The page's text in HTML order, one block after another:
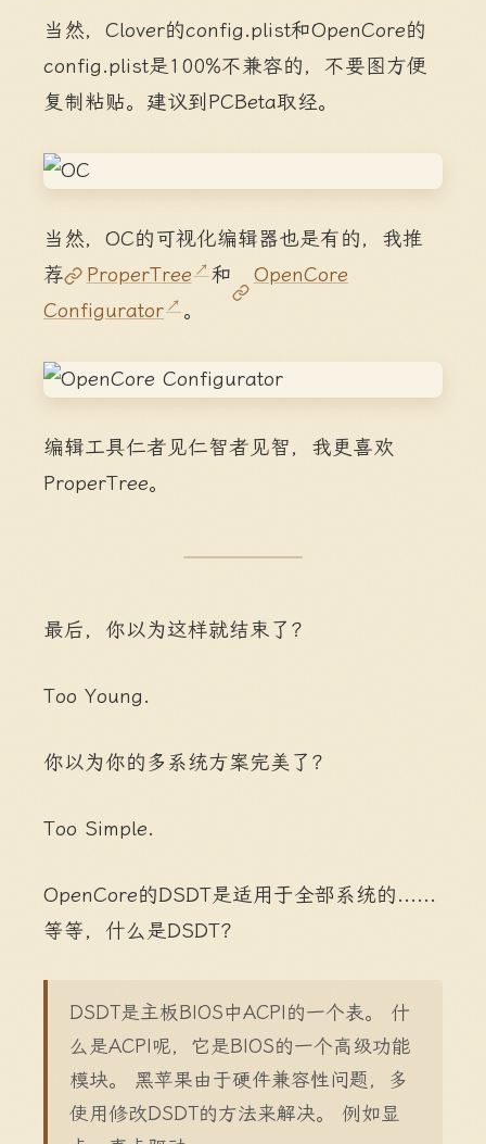
当然，Clover的config.plist和OpenCore的
config.plist是100%不兼容的，不要图方便
复制粘贴。建议到PCBeta取经。
当然，OC的可视化编辑器也是有的，我推
荐
ProperTree 和
OpenCore
Configurator
。
编辑工具仁者见仁智者见智，我更喜欢
ProperTree。
最后，你以为这样就结束了？
Too Young.
你以为你的多系统方案完美了？
Too Simple.
OpenCore的DSDT是适用于全部系统的......
等等，什么是DSDT？
DSDT是主板BIOS中ACPI的一个表。 什
么是ACPI呢，它是BIOS的一个高级功能
模块。 黑苹果由于硬件兼容性问题，多
使用修改DSDT的方法来解决。 例如显